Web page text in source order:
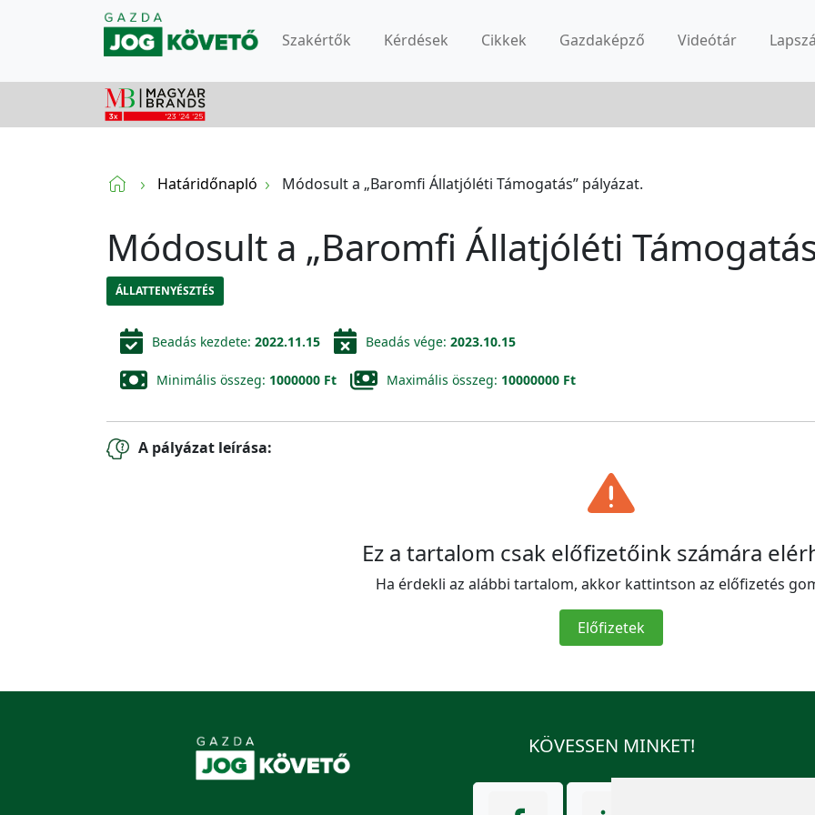
Szakértők Kérdések Cikkek Gazdaképző Videótár
Határidőnapló Módosult a „Baromfi Állatjóléti Támogatás” pályázat.
Módosult a „Baromfi Állatjóléti
ÁLLATTENYÉSZTÉS
Beadás kezdete: 2022.11.15 Beadás vége: 2023.10.15
Minimális összeg: 1000000 Ft Maximális összeg: 10000000 Ft
A pályázat leírása:
Ez a tartalom csak előfizetőink számára
Ha érdekli az alábbi tartalom, akkor kattintson az előfizetés
Előfizetek
KÖVESSEN MINKET!